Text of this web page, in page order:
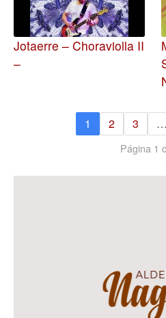
Jotaerre – Choraviolla II
–
1 2 3 …
Página 1